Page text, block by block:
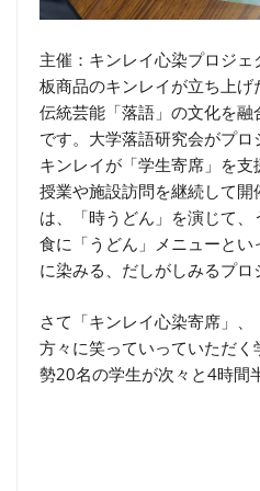
主催：キンレイ心染プロジ
板商品のキンレイが立ち上
伝統芸能「落語」の文化を融
です。大学落語研究会がプロ
キンレイが「学生寄席」を
授業や施設訪問を継続して
は、「時うどん」を演じて
食に「うどん」メニューと
に染みる、だしがしみるプロ
さて「キンレイ心染寄席」
方々に笑っていっていただ
勢20名の学生が次々と4時間